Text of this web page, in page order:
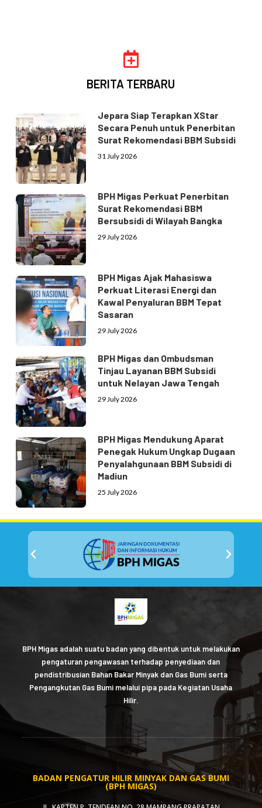
BERITA TERBARU
Jepara Siap Terapkan XStar
Secara Penuh untuk Penerbitan
Surat Rekomendasi BBM Subsidi
31 July 2026
BPH Migas Perkuat Penerbitan
Surat Rekomendasi BBM
Bersubsidi di Wilayah Bangka
29 July 2026
BPH Migas Ajak Mahasiswa
Perkuat Literasi Energi dan
Kawal Penyaluran BBM Tepat
Sasaran
29 July 2026
BPH Migas dan Ombudsman
Tinjau Layanan BBM Subsidi
untuk Nelayan Jawa Tengah
29 July 2026
BPH Migas Mendukung Aparat
Penegak Hukum Ungkap Dugaan
Penyalahgunaan BBM Subsidi di
Madiun
25 July 2026
BPH Migas adalah suatu badan yang dibentuk untuk melakukan
pengaturan pengawasan terhadap penyediaan dan
pendistribusian Bahan Bakar Minyak dan Gas Bumi serta
Pengangkutan Gas Bumi melalui pipa pada Kegiatan Usaha
Hilir.
BADAN PENGATUR HILIR MINYAK DAN GAS BUMI
(BPH MIGAS)